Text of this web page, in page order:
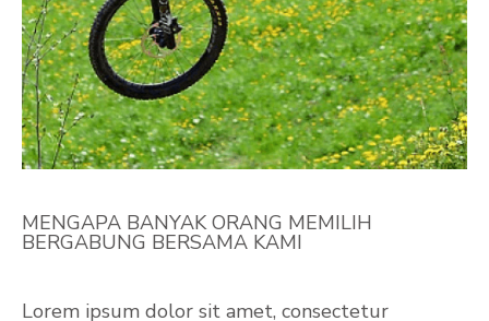
MENGAPA BANYAK ORANG MEMILIH
BERGABUNG BERSAMA KAMI
Lorem ipsum dolor sit amet, consectetur